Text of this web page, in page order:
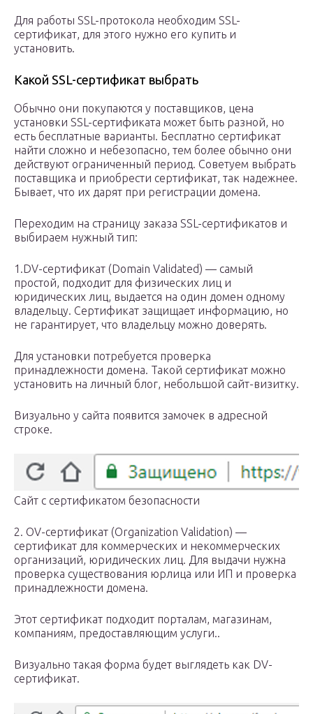
Для работы SSL-протокола необходим SSL-
сертификат, для этого нужно его купить и
установить.
Какой SSL-сертификат выбрать
Обычно они покупаются у поставщиков, цена
установки SSL-сертификата может быть разной, но
есть бесплатные варианты. Бесплатно сертификат
найти сложно и небезопасно, тем более обычно они
действуют ограниченный период. Советуем выбрать
поставщика и приобрести сертификат, так надежнее.
Бывает, что их дарят при регистрации домена.
Переходим на страницу заказа SSL-сертификатов и
выбираем нужный тип:
1.DV-сертификат (Domain Validated) — самый
простой, подходит для физических лиц и
юридических лиц, выдается на один домен одному
владельцу. Сертификат защищает информацию, но
не гарантирует, что владельцу можно доверять.
Для установки потребуется проверка
принадлежности домена. Такой сертификат можно
установить на личный блог, небольшой сайт-визитку.
Визуально у сайта появится замочек в адресной
строке.
Сайт с сертификатом безопасности
2. OV-сертификат (Organization Validation) —
сертификат для коммерческих и некоммерческих
организаций, юридических лиц. Для выдачи нужна
проверка существования юрлица или ИП и проверка
принадлежности домена.
Этот сертификат подходит порталам, магазинам,
компаниям, предоставляющим услуги..
Визуально такая форма будет выглядеть как DV-
сертификат.